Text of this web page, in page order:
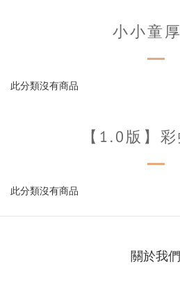
小小童
此分類沒有商品
【1.0版】
此分類沒有商品
關於我們